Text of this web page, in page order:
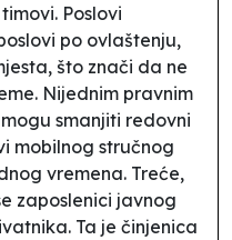
. Poslovi
po ovlaštenju,
što znači da ne
Nijednim pravnim
smanjiti redovni
mobilnog stručnog
vremena. Treće,
zaposlenici javnog
Ta je činjenica